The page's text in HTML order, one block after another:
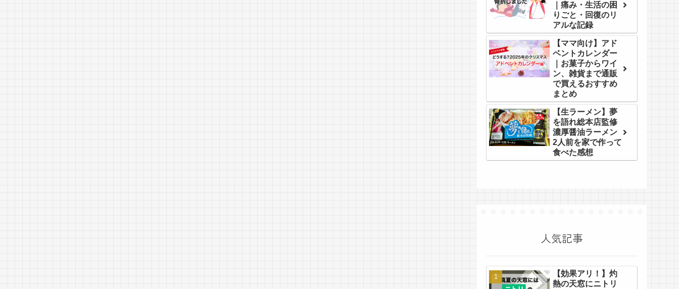
｜痛み・生活の困
りごと・回復のリ
アルな記録
【ママ向け】アド
ベントカレンダー
｜お菓子からワイ
ン、雑貨まで通販
で買えるおすすめ
まとめ
【生ラーメン】夢
を語れ総本店監修
濃厚醤油ラーメン
2人前を家で作って
食べた感想
人気記事
【効果アリ！】灼
熱の天窓にニトリ